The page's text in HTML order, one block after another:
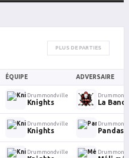
PLUS DE PARTIES
ÉQUIPE ADVERSAIRE
Drummondville
Knights La
Drummondville
Knights Pandas
Drummondville